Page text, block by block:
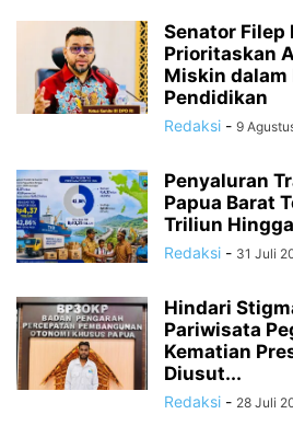
Senator Filep
Prioritaskan
Miskin dalam
Pendidikan
Redaksi - 9
Penyaluran
Papua Barat
Triliun
Redaksi - 31 Juli
Hindari
Pariwisata
Kematian
Diusut...
Redaksi - 28 Juli